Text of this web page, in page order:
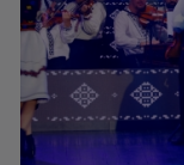
Valea
dintre cele mai ...